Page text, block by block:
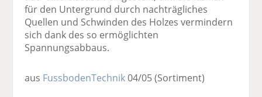
für den Untergrund durch nachträgliches
Quellen und Schwinden des Holzes vermindern
sich dank des so ermöglichten
Spannungsabbaus.
aus FussbodenTechnik04/05(Sortiment)